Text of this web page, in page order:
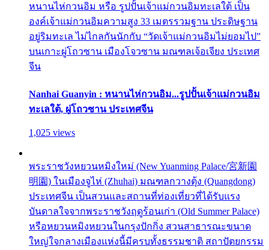
หนานไห่กวนอิม หรือ รูปปั้นเจ้าแม่กวนอิมทะเลใต้ เป็น
องค์เจ้าแม่กวนอิมความสูง 33 เมตรรวมฐาน ประดิษฐาน
อยู่ริมทะเล ไม่ไกลกันนักกับ “วัดเจ้าแม่กวนอิมไม่ยอมไป”
บนเกาะผู่โถวซาน เมืองโจวซาน มณฑลเจ้อเจียง ประเทศ
จีน
Nanhai Guanyin : หนานไห่กวนอิม...รูปปั้นเจ้าแม่กวนอิม
ทะเลใต้, ผู่โถวซาน ประเทศจีน
1,025 views
พระราชวังหยวนหมิงใหม่ (New Yuanming Palace/宮新園
明園) ในเมืองจูไห่ (Zhuhai) มณฑลกวางตุ้ง (Quangdong)
ประเทศจีน เป็นสวนและสถานที่ท่องเที่ยวที่ได้รับแรง
บันดาลใจจากพระราชวังฤดูร้อนเก่า (Old Summer Palace)
หรือหยวนหมิงหยวนในกรุงปักกิ่ง สวนสาธารณะขนาด
ใหญ่ใจกลางเมืองแห่งนี้มีครบทั้งธรรมชาติ สถาปัตยกรรม